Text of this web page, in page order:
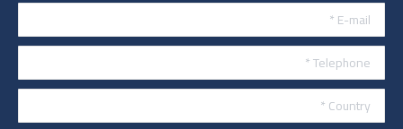
E-mail *
Telephone *
Country *